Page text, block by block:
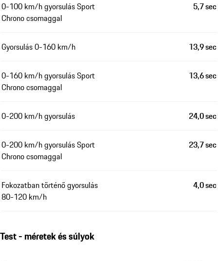
0-100 km/h gyorsulás Sport
Chrono csomaggal
5,7 sec
Gyorsulás 0-160 km/h 13,9 sec
0-160 km/h gyorsulás Sport
Chrono csomaggal
13,6 sec
0-200 km/h gyorsulás 24,0 sec
0-200 km/h gyorsulás Sport
Chrono csomaggal
23,7 sec
Fokozatban történő gyorsulás
80-120 km/h
4,0 sec
Test - méretek és súlyok